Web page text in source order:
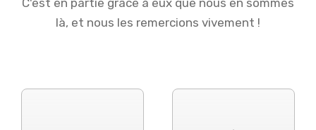
C'est en partie grâce à eux que nous en sommes
là, et nous les remercions vivement !